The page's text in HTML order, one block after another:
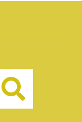
Buscar